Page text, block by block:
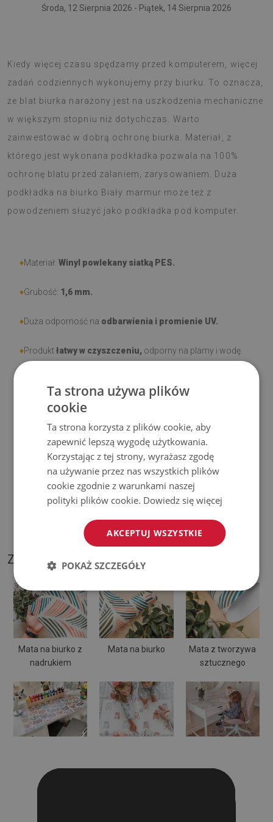
Środa, 12 Sierpnia 2026 - Piątek, 14 Sierpnia 2026
Kiedy więcej czasu spędzamy przed komputerem, więcej
zadań codziennych wykonujemy przy biurku. To oznacza,
że blat biurka narażony jest na uszkodzenia mechaniczne
w większym stopniu niż dotychczas. Warto
zainwestować w dobrą ochronę biurka. Materiał, z
którego jest wykonana podkładka pozwala na 100%
ochronę blatu przed zalaniem, zarysowaniem. Duża
podkładka na biurko Biały marmur może też z
powodzeniem służyć jako podkładka pod komputer.
♦Materiał: Winyl powlekany siatką PES.
♦Grubość: 1,6 mm.
♦Duża odporność na odbarwienia i promienie UV.
♦Produktłatwy w czyszczeniu, odporny na plamy i wodę.
użytkowaniu wynikające z upływu czasu (np. przetarcia) nie
podlegają reklamacjom.
Jak dbać o produkt?
Czyść wilgotną szmatką — nie używaj silnych środków
chemicznych.
Regularnie wietrz dolną warstwę podkładki.
ZDJĘCIA NASZEGO PRODUKTU
Mata na biurko z
nadrukiem
Mata na biurko
Mata z tworzywa
sztucznego
Ta strona używa plików
cookie
Ta strona korzysta z plików cookie, aby
zapewnić lepszą wygodę użytkowania.
Korzystając z tej strony, wyrażasz zgodę
na używanie przez nas wszystkich plików
cookie zgodnie z warunkami naszej
polityki plików cookie. Dowiedz się więcej
AKCEPTUJ WSZYSTKIE
POKAŻ SZCZEGÓŁY